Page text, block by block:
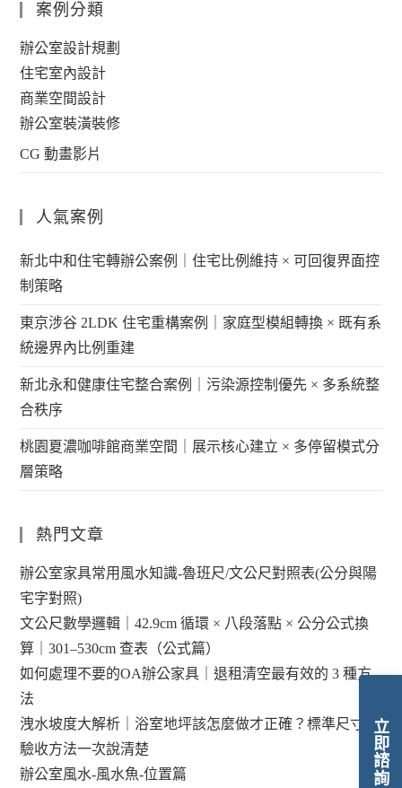
立即諮詢
案例分類
辦公室設計規劃
住宅室內設計
商業空間設計
辦公室裝潢裝修
CG 動畫影片
人氣案例
新北中和住宅轉辦公案例｜住宅比例維持 × 可回復界面控
制策略
東京涉谷 2LDK 住宅重構案例｜家庭型模組轉換 × 既有系
統邊界內比例重建
新北永和健康住宅整合案例｜污染源控制優先 × 多系統整
合秩序
桃園夏濃咖啡館商業空間｜展示核心建立 × 多停留模式分
層策略
熱門文章
辦公室家具常用風水知識-魯班尺/文公尺對照表(公分與陽
宅字對照)
文公尺數學邏輯｜42.9cm 循環 × 八段落點 × 公分公式換
算｜301–530cm 查表（公式篇）
如何處理不要的OA辦公家具｜退租清空最有效的 3 種方
法
洩水坡度大解析｜浴室地坪該怎麼做才正確？標準尺寸與
驗收方法一次說清楚
辦公室風水-風水魚-位置篇